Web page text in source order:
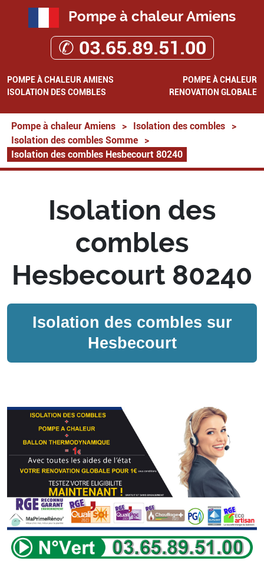
Pompe à chaleur Amiens
✆ 03.65.89.51.00
POMPE À CHALEUR AMIENS
POMPE À CHALEUR
ISOLATION DES COMBLES
RENOVATION GLOBALE
Pompe à chaleur Amiens > Isolation des combles
>
Isolation des combles Somme
>
Isolation des combles Hesbecourt 80240
Isolation des
combles
Hesbecourt 80240
Isolation des combles sur
Hesbecourt